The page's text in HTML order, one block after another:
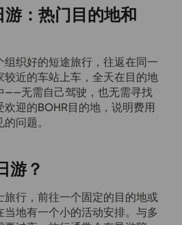
游：热门目的地和
织好的短途旅行，往返在同一
较近的车站上车，全天在目的地
——无需自己驾驶，也无需寻找
迎的BOHR目的地，说明费用
问题。
游？
旅行，前往一个固定的目的地或
地有一个小的活动安排。与多